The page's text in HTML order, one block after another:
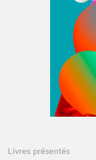
Espace médias
Livres présentés